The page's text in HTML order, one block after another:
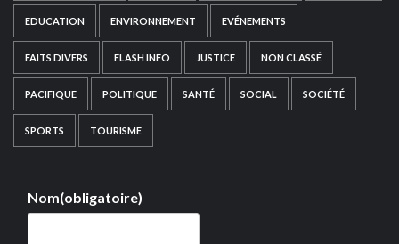
EDUCATION ENVIRONNEMENT EVÉNEMENTS
FAITS DIVERS FLASH INFO JUSTICE NON CLASSÉ
PACIFIQUE POLITIQUE SANTÉ SOCIAL SOCIÉTÉ
SPORTS TOURISME
Nom(obligatoire)